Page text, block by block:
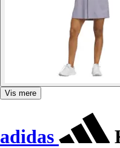
Vis mere
adidas